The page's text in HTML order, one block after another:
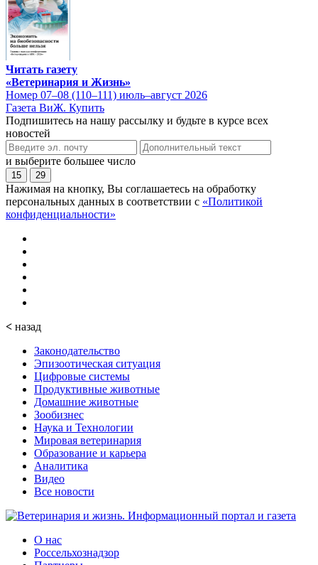
Читать газету
«Ветеринария и Жизнь»
Номер 07–08 (110–111) июль–август 2026
Газета ВиЖ. Купить
Подпишитесь на нашу рассылку и будьте в курсе всех
новостей
и выберите большее число
15 29
Нажимая на кнопку, Вы соглашаетесь на обработку
персональных данных в соответствии с «Политикой
конфиденциальности»
< назад
Законодательство
Эпизоотическая ситуация
Цифровые системы
Продуктивные животные
Домашние животные
Зообизнес
Наука и Технологии
Мировая ветеринария
Образование и карьера
Аналитика
Видео
Все новости
О нас
Россельхознадзор